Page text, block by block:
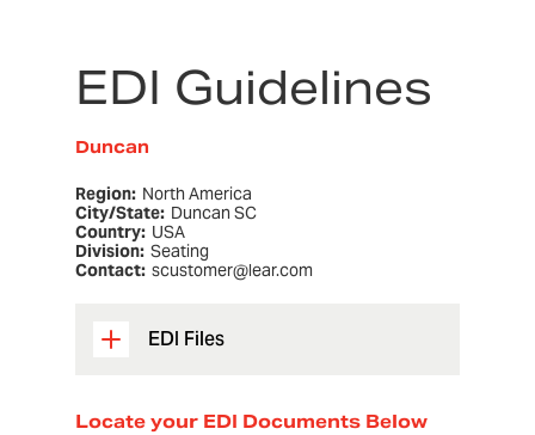
EDI Guidelines
Duncan
Region: North America
City/State: Duncan SC
Country: USA
Division: Seating
Contact: scustomer@lear.com
EDI Files
Locate your EDI Documents Below